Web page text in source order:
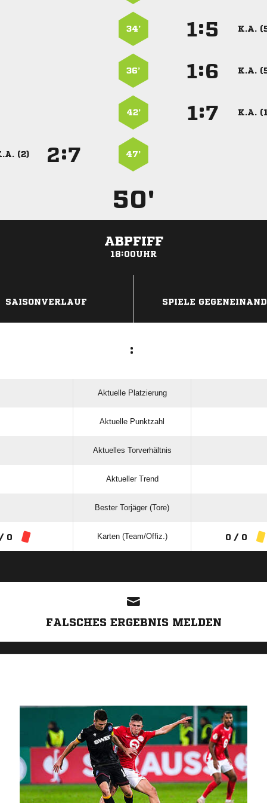
34’ : K.A.
36’ : K.A.
42’ : K.A.
(2) : 47’
50'
ABPFIFF
18:00UHR
SAISONVERLAUF SPIELE
:
Aktuelle Platzierung
Aktuelle Punktzahl
Aktuelles Torverhältnis
Aktueller Trend
Bester Torjäger (Tore)
0 Karten (Team/Offiz.) 0 / 0
FALSCHES ERGEBNIS MELDEN